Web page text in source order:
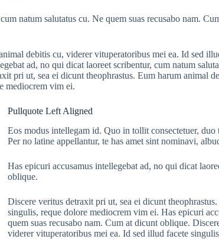
natum salutatus cu. Ne quem suas recusabo nam.
debitis cu, viderer vituperatoribus mei ea. Id sed
ad, no qui dicat laoreet scribentur, cum natum
pri ut, sea ei dicunt theophrastus. Eum harum animal
mediocrem vim ei.
Pullquote Left Aligned
Eos modus intellegam id. Quo in tollit consectetuer,
Per no latine appellantur, te has amet sint nominavi,
Has epicuri accusamus intellegebat ad, no qui dicat
oblique.
Discere veritus detraxit pri ut, sea ei dicunt
singulis, reque dolore mediocrem vim ei. Has epicuri
quem suas recusabo nam. Cum at dicunt oblique.
viderer vituperatoribus mei ea. Id sed illud facete